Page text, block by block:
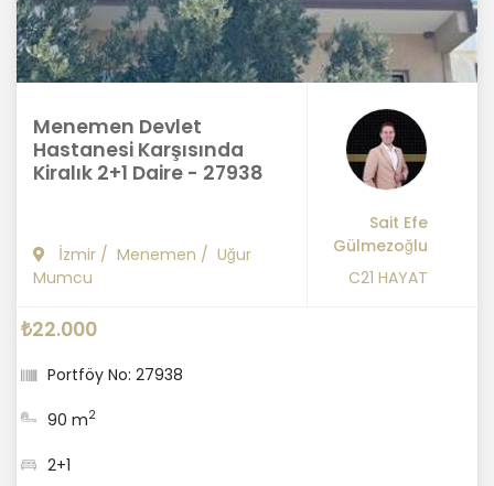
Menemen Devlet
Hastanesi Karşısında
Kiralık 2+1 Daire - 27938
İzmir / Menemen / Uğur
Mumcu
Sait Efe
Gülmezoğlu
C21 HAYAT
₺22.000
Portföy No: 27938
90 m2
2+1